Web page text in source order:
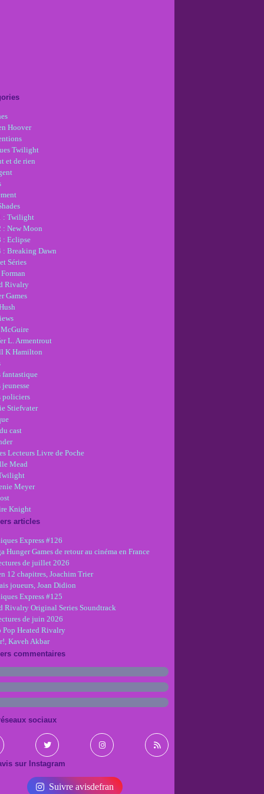
Hoover
Twilight
et de rien
: Twilight
: New Moon
: Eclipse
: Breaking Dawn
Séries
Rivalry
Games
McGuire
L. Armentrout
K Hamilton
fantastique
policiers
Stiefvater
cast
Lecteurs Livre de Poche
Mead
Meyer
Knight
articles
Express #126
Hunger Games de retour au cinéma en France
de juillet 2026
12 chapitres, Joachim Trier
joueurs, Joan Didion
Express #125
Rivalry Original Series Soundtrack
de juin 2026
Pop Heated Rivalry
Kaveh Akbar
commentaires
sociaux
sur Instagram
Suivre avisdefran